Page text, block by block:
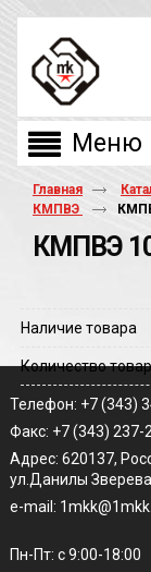
Главная
КМПВЭ
КМПВЭ
Наличие товара
Количество
Телефон: +7 (343)
Факс: +7 (343) 237-
Адрес: 620137,
ул.Данилы
e-mail:
Пн-Пт: с 9:00-18:00